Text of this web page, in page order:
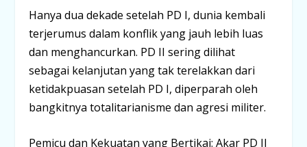
Hanya dua dekade setelah PD I, dunia kembali
terjerumus dalam konflik yang jauh lebih luas
dan menghancurkan. PD II sering dilihat
sebagai kelanjutan yang tak terelakkan dari
ketidakpuasan setelah PD I, diperparah oleh
bangkitnya totalitarianisme dan agresi militer.
Pemicu dan Kekuatan yang Bertikai: Akar PD II